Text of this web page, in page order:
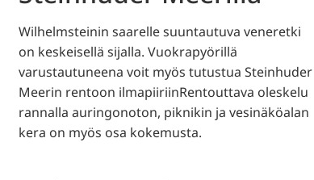
Wilhelmsteinin saarelle suuntautuva veneretki
on keskeisellä sijalla. Vuokrapyörillä
varustautuneena voit myös tutustua Steinhuder
Meerin rentoon ilmapiiriinRentouttava oleskelu
rannalla auringonoton, piknikin ja vesinäköalan
kera on myös osa kokemusta.